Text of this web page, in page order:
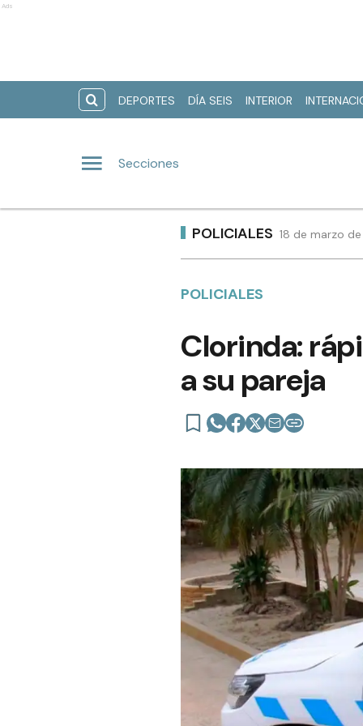
Ads
DEPORTES DÍA SEIS INTERIOR
Secciones
POLICIALES 18 de marzo
POLICIALES
Clorinda:
a su pareja